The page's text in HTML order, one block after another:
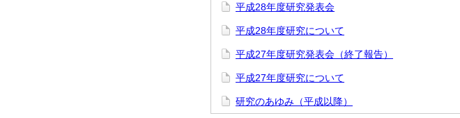
平成28年度研究発表会
平成28年度研究について
平成27年度研究発表会（終了報告）
平成27年度研究について
研究のあゆみ（平成以降）